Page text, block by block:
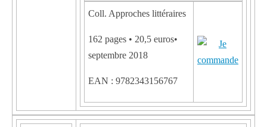
Coll. Approches littéraires
162 pages • 20,5 euros•
septembre 2018
EAN : 9782343156767